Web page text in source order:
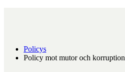
Policys
Policy mot mutor och korruption